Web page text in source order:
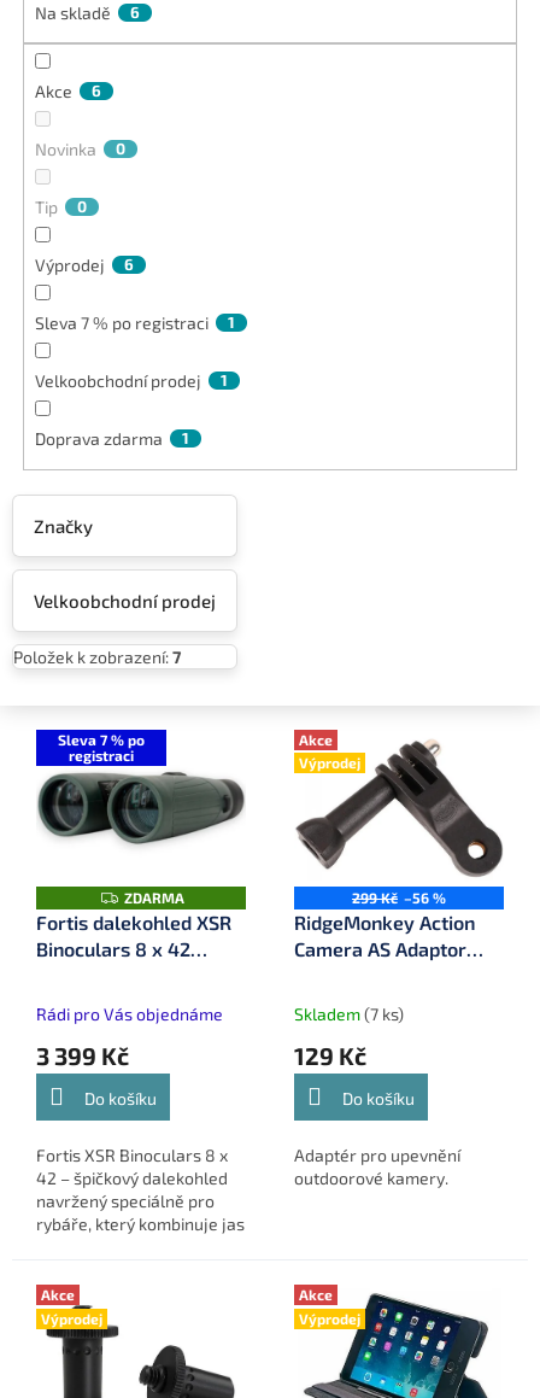
Na skladě 6
Akce 6
Novinka 0
Tip 0
Výprodej 6
Sleva 7 % po registraci 1
Velkoobchodní prodej 1
Doprava zdarma 1
Značky
Velkoobchodní prodej
Položek k zobrazení:7
Sleva 7 % po
registraci
Z
D
A
R
ZDARMA
Fortis dalekohled XSR
Binoculars 8 x 42
Rádi pro Vás objednáme
3 399 Kč
Do košíku
Fortis XSR Binoculars 8 x
42 – špičkový dalekohled
navržený speciálně pro
rybáře, který kombinuje jas
Akce
Výprodej
299 Kč –56 %
RidgeMonkey Action
Camera AS Adaptor
Skladem(7 ks)
129 Kč
Do košíku
Adaptér pro upevnění
outdoorové kamery.
Akce
Výprodej
Akce
Výprodej